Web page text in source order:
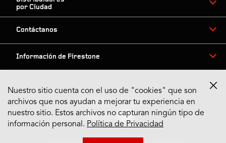
por Ciudad
Contáctanos
Información de Firestone
Síguenos en Redes
Nuestro sitio cuenta con el uso de "cookies" que son
archivos que nos ayudan a mejorar tu experiencia en
nuestro sitio. Estos archivos no capturan ningún tipo de
información personal. Política de Privacidad